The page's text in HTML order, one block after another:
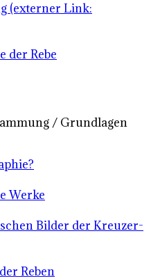
(externer Link:
der Rebe
/ Grundlagen
Werke
Bilder der Kreuzer-
Reben